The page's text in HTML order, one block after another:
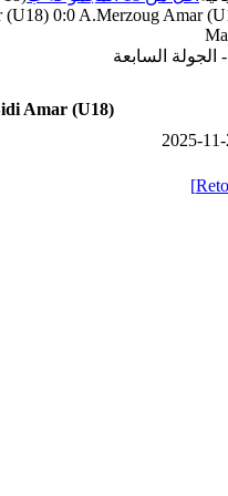
0:0 A.Merzoug Amar
Amar (U18)
2025-